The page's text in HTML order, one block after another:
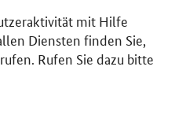
mit Hilfe
Diensten finden Sie,
Rufen Sie dazu bitte